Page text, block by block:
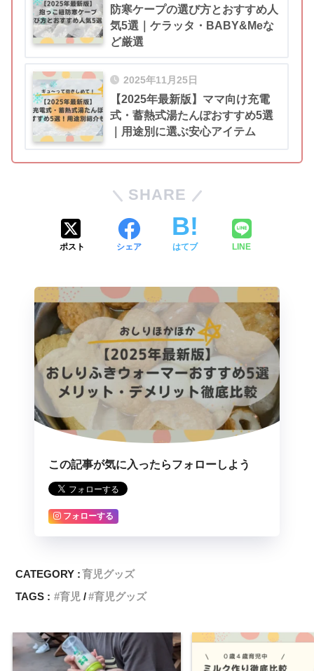
防寒ケープの選び方とおすすめ人
気5選｜ケラッタ・BABY&Meな
ど厳選
2025年11月25日
【2025年最新版】ママ向け充電
式・蓄熱式湯たんぽおすすめ5選
｜用途別に選ぶ安心アイテム
SHARE
ポスト シェア はてブ LINE
この記事が気に入ったらフォローしよう
フォローする
CATEGORY :育児グッズ
TAGS :
育児 育児グッズ